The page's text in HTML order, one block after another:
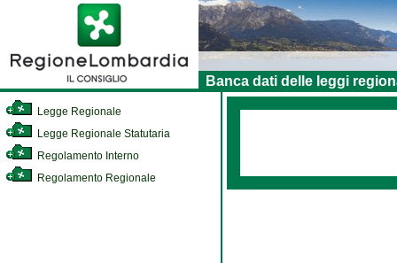
Banca dati delle leggi
Legge Regionale
Legge Regionale Statutaria
Regolamento Interno
Regolamento Regionale